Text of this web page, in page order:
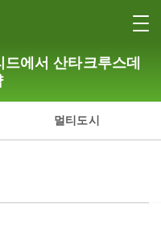
에서 산타크루스데
멀티도시